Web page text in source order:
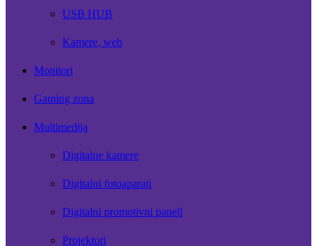
USB HUB
Kamere, web
Monitori
Gaming zona
Multimedija
Digitalne kamere
Digitalni fotoaparati
Digitalni promotivni paneli
Projektori